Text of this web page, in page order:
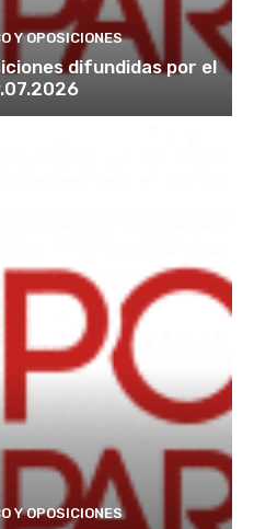
Y OPOSICIONES
difundidas por el
Y OPOSICIONES